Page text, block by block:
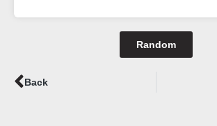
Random
Prev
Back